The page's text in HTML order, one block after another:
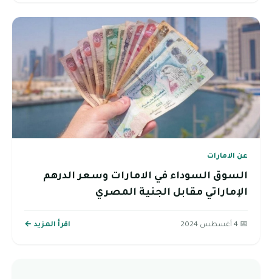
عن الامارات
السوق السوداء في الامارات وسعر الدرهم
الإماراتي مقابل الجنية المصري
📅 4 أغسطس 2024 اقرأ المزيد ←